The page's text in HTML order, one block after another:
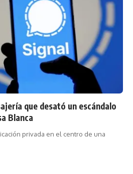
que desató un escándalo
Blanca
privada en el centro de una